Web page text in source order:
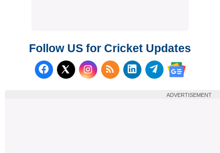
Follow US for Cricket Updates
Follow us on Facebook
Follow us on X (Twitter)
Subscribe to our RSS
Follow us on
Follow us on
Follow us
ADVERTISEMENT